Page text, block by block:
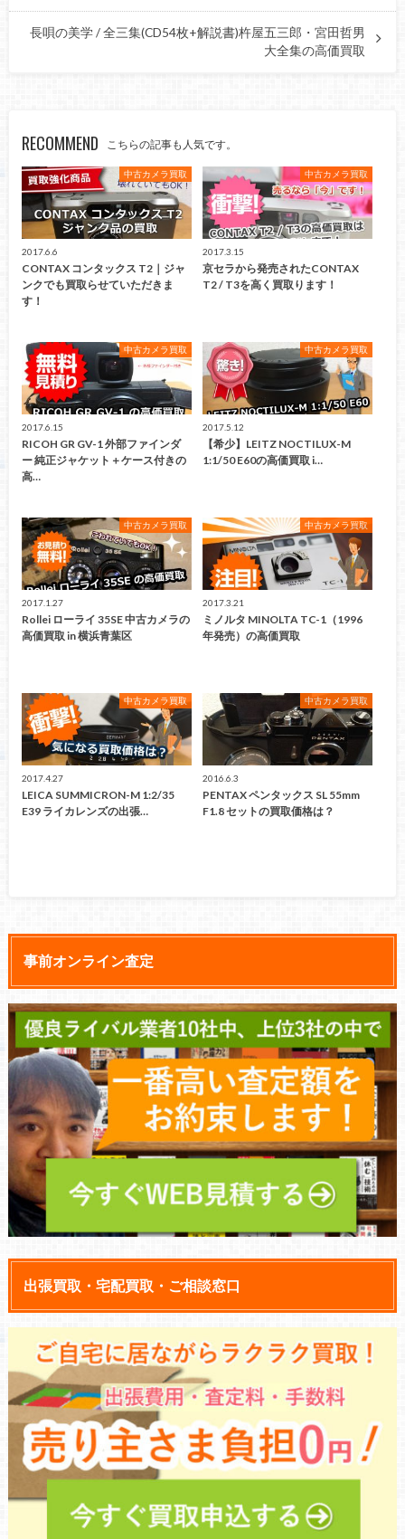
長唄の美学 / 全三集(CD54枚+解説書)杵屋五三郎・宮田哲男
大全集の高価買取
RECOMMEND こちらの記事も人気です。
中古カメラ買取
2017.6.6
CONTAX コンタックス T2｜ジャ
ンクでも買取らせていただきま
す！
中古カメラ買取
2017.3.15
京セラから発売されたCONTAX
T2 / T3を高く買取ります！
中古カメラ買取
2017.6.15
RICOH GR GV-1 外部ファインダ
ー 純正ジャケット＋ケース付きの
高…
中古カメラ買取
2017.5.12
【希少】LEITZ NOCTILUX-M
1:1/50 E60の高価買取 i…
中古カメラ買取
2017.1.27
Rollei ローライ 35SE 中古カメラの
高価買取 in 横浜青葉区
中古カメラ買取
2017.3.21
ミノルタ MINOLTA TC-1（1996
年発売）の高価買取
中古カメラ買取
2017.4.27
LEICA SUMMICRON-M 1:2/35
E39 ライカレンズの出張…
中古カメラ買取
2016.6.3
PENTAX ペンタックス SL 55mm
F1.8 セットの買取価格は？
事前オンライン査定
出張買取・宅配買取・ご相談窓口